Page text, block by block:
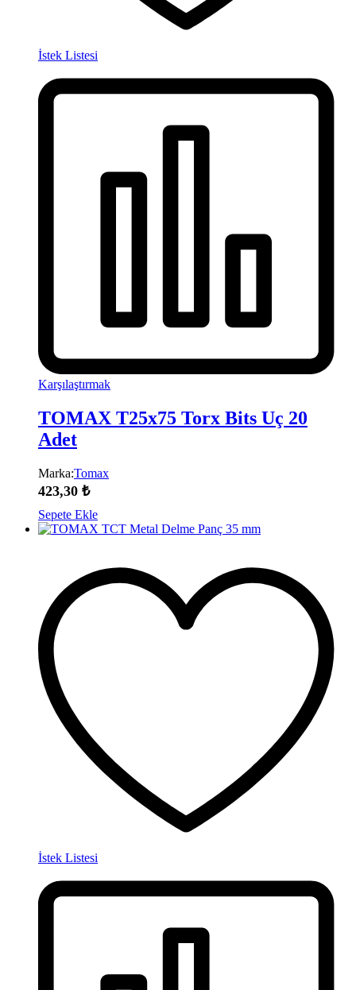
İstek Listesi
Karşılaştırmak
TOMAX T25x75 Torx Bits Uç 20
Adet
Marka:Tomax
423,30 ₺
Sepete Ekle
İstek Listesi